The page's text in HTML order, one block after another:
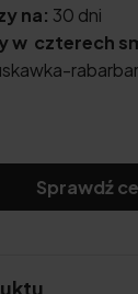
na: 30 dni
w czterech
Sprawdź